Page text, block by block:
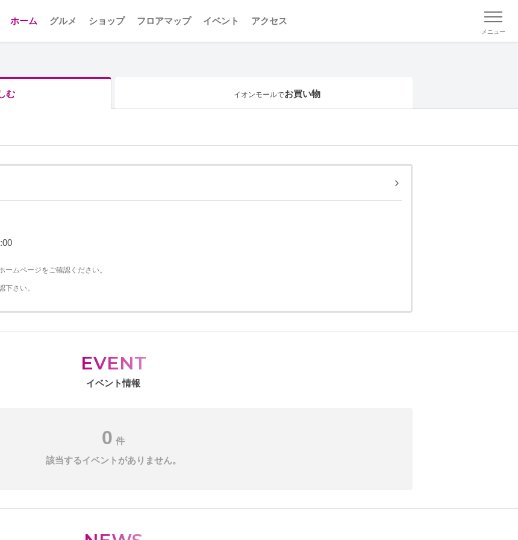
ホーム グルメ ショップ フロアマップ イベント アクセス
メニュー
む イオンモールでお買い物
ムページをご確認ください。
さい。
EVENT
イベント情報
0 件
該当するイベントがありません。